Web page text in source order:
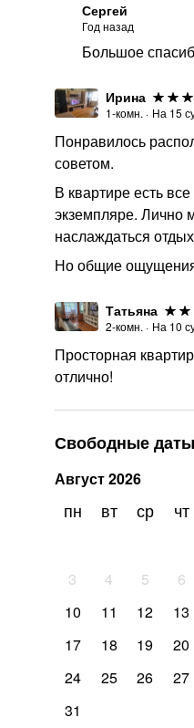
Свободные даты
Август2026
пн вт ср чт
3
4 5 6
10
11 12 13
17
18 19 20
24
25 26 27
31
Сергей
Год назад
Большое
Ирина
1-комн. · На 15
Понравилось
советом.
В квартире есть
экземпляре. Лично
наслаждаться
Но общие ощущения
Татьяна
2-комн. · На 10
Просторная
отлично!